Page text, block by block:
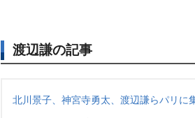
渡辺謙の記事
北川景子、神宮寺勇太、渡辺謙らパリに